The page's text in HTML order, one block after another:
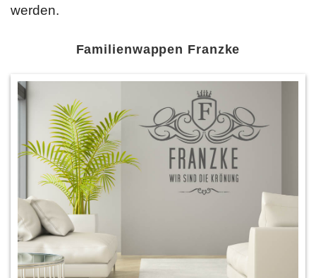
werden.
Familienwappen Franzke